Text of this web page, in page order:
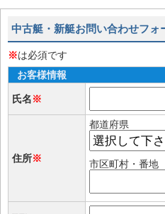
中古艇・新艇お問い合わせフォ
※は必須です
お客様情報
氏名※
住所※
都道府県
市区町村・番地